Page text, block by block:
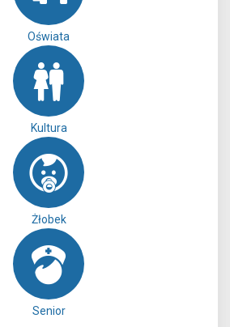
Oświata
Kultura
Żłobek
Senior